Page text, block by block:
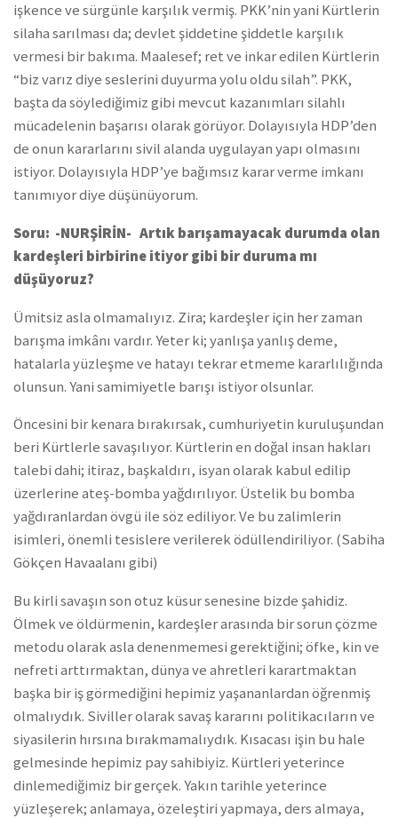
işkence ve sürgünle karşılık vermiş. PKK’nin yani Kürtlerin
silaha sarılması da; devlet şiddetine şiddetle karşılık
vermesi bir bakıma. Maalesef; ret ve inkar edilen Kürtlerin
“biz varız diye seslerini duyurma yolu oldu silah”. PKK,
başta da söylediğimiz gibi mevcut kazanımları silahlı
mücadelenin başarısı olarak görüyor. Dolayısıyla HDP’den
de onun kararlarını sivil alanda uygulayan yapı olmasını
istiyor. Dolayısıyla HDP’ye bağımsız karar verme imkanı
tanımıyor diye düşünüyorum.
Soru: -NURŞİRİN- Artık barışamayacak durumda olan
kardeşleri birbirine itiyor gibi bir duruma mı
düşüyoruz?
Ümitsiz asla olmamalıyız. Zira; kardeşler için her zaman
barışma imkânı vardır. Yeter ki; yanlışa yanlış deme,
hatalarla yüzleşme ve hatayı tekrar etmeme kararlılığında
olunsun. Yani samimiyetle barışı istiyor olsunlar.
Öncesini bir kenara bırakırsak, cumhuriyetin kuruluşundan
beri Kürtlerle savaşılıyor. Kürtlerin en doğal insan hakları
talebi dahi; itiraz, başkaldırı, isyan olarak kabul edilip
üzerlerine ateş-bomba yağdırılıyor. Üstelik bu bomba
yağdıranlardan övgü ile söz ediliyor. Ve bu zalimlerin
isimleri, önemli tesislere verilerek ödüllendiriliyor. (Sabiha
Gökçen Havaalanı gibi)
Bu kirli savaşın son otuz küsur senesine bizde şahidiz.
Ölmek ve öldürmenin, kardeşler arasında bir sorun çözme
metodu olarak asla denenmemesi gerektiğini; öfke, kin ve
nefreti arttırmaktan, dünya ve ahretleri karartmaktan
başka bir iş görmediğini hepimiz yaşananlardan öğrenmiş
olmalıydık. Siviller olarak savaş kararını politikacıların ve
siyasilerin hırsına bırakmamalıydık. Kısacası işin bu hale
gelmesinde hepimiz pay sahibiyiz. Kürtleri yeterince
dinlemediğimiz bir gerçek. Yakın tarihle yeterince
yüzleşerek; anlamaya, özeleştiri yapmaya, ders almaya,